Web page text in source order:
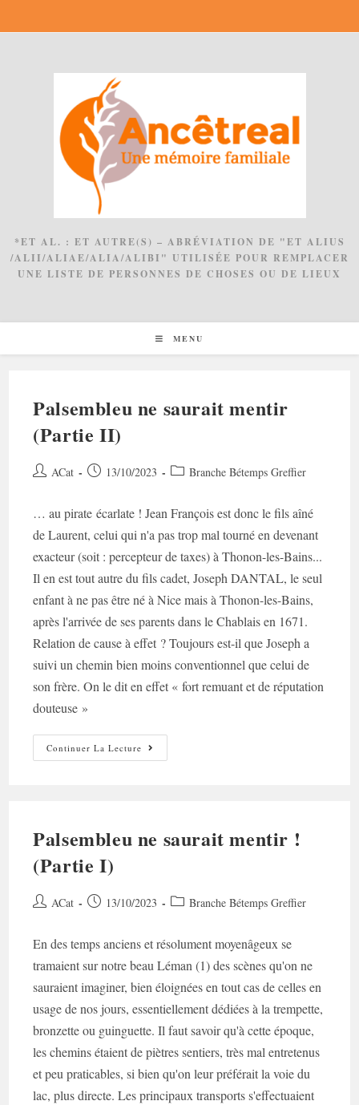
*ET AL. : ET AUTRE(S) – ABRÉVIATION DE "ET ALIUS
/ALII/ALIAE/ALIA/ALIBI" UTILISÉE POUR REMPLACER
UNE LISTE DE PERSONNES DE CHOSES OU DE LIEUX
MENU
Palsembleu ne saurait mentir
(Partie II)
Auteur/autrice
publication :
ACat
Post 13/10/2023
PostBranche Bétemps Greffier
… au pirate écarlate ! Jean François est donc le fils aîné
de Laurent, celui qui n'a pas trop mal tourné en devenant
exacteur (soit : percepteur de taxes) à Thonon-les-Bains...
Il en est tout autre du fils cadet, Joseph DANTAL, le seul
enfant à ne pas être né à Nice mais à Thonon-les-Bains,
après l'arrivée de ses parents dans le Chablais en 1671.
Relation de cause à effet ? Toujours est-il que Joseph a
suivi un chemin bien moins conventionnel que celui de
son frère. On le dit en effet « fort remuant et de réputation
douteuse »
Continuer La Lecture Palsembleu
Ne
Palsembleu ne saurait mentir !
(Partie I)
Auteur/autrice
publication :
ACat
Post 13/10/2023
PostBranche Bétemps Greffier
En des temps anciens et résolument moyenâgeux se
tramaient sur notre beau Léman (1) des scènes qu'on ne
sauraient imaginer, bien éloignées en tout cas de celles en
usage de nos jours, essentiellement dédiées à la trempette,
bronzette ou guinguette. Il faut savoir qu'à cette époque,
les chemins étaient de piètres sentiers, très mal entretenus
et peu praticables, si bien qu'on leur préférait la voie du
lac, plus directe. Les principaux transports s'effectuaient